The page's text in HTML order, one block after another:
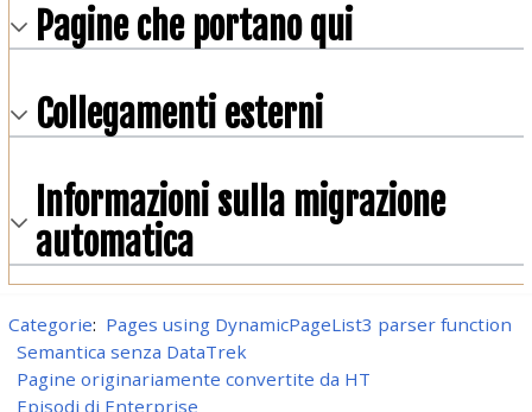
Pagine che portano qui
Collegamenti esterni
Informazioni sulla migrazione
automatica
Categorie: Pages using DynamicPageList3 parser function
Semantica senza DataTrek
Pagine originariamente convertite da HT
Episodi di Enterprise